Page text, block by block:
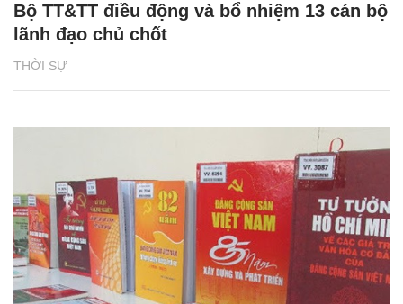
THỜI SỰ
Bộ TT&TT điều động và bổ nhiệm 13 cán bộ
lãnh đạo chủ chốt